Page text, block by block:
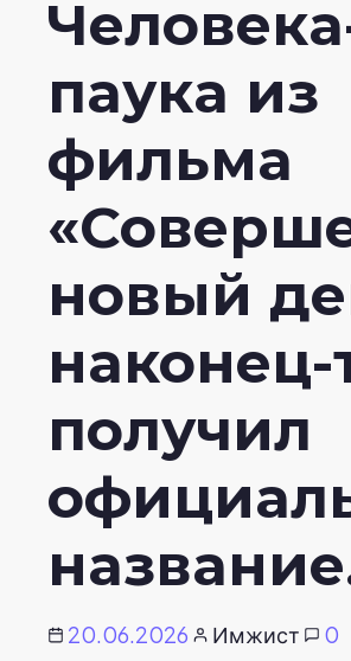
паука из
фильма
новый
наконец-
получил
20.06.2026 Имжист
0